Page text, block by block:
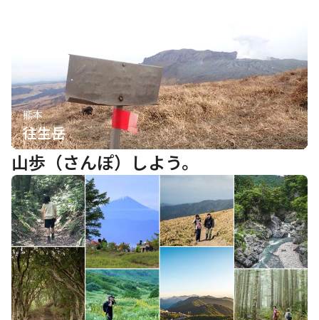
熊本
往生岳
山歩（さんぽ）しよう。